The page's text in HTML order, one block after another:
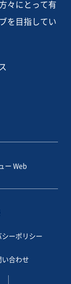
々にとって有
を目指してい
ー Web
ーポリシー
い合わせ